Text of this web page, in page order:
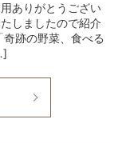
ありがとうござい
しましたので紹介
跡の野菜、食べる